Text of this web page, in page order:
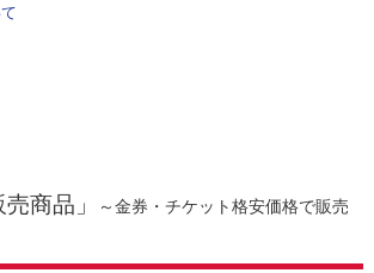
売商品」
～金券・チケット格安価格で販売